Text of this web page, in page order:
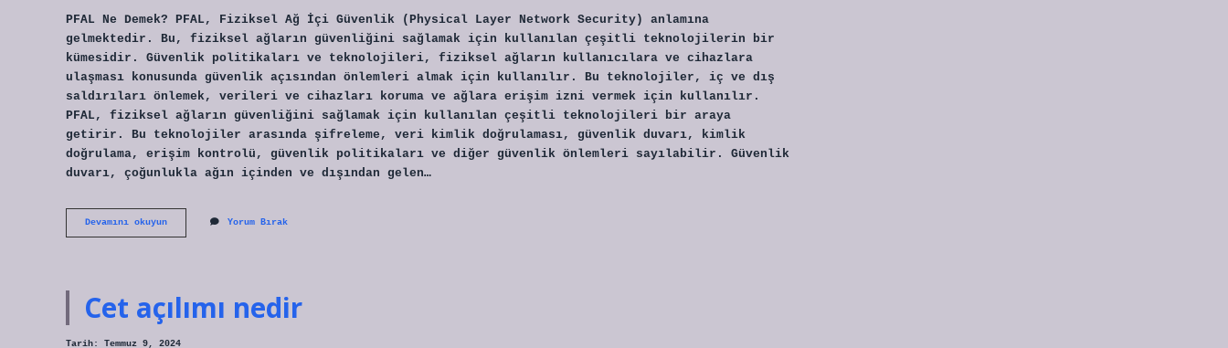
PFAL Ne Demek? PFAL, Fiziksel Ağ İçi Güvenlik (Physical Layer Network Security) anlamına
gelmektedir. Bu, fiziksel ağların güvenliğini sağlamak için kullanılan çeşitli teknolojilerin bir
kümesidir. Güvenlik politikaları ve teknolojileri, fiziksel ağların kullanıcılara ve cihazlara
ulaşması konusunda güvenlik açısından önlemleri almak için kullanılır. Bu teknolojiler, iç ve dış
saldırıları önlemek, verileri ve cihazları koruma ve ağlara erişim izni vermek için kullanılır.
PFAL, fiziksel ağların güvenliğini sağlamak için kullanılan çeşitli teknolojileri bir araya
getirir. Bu teknolojiler arasında şifreleme, veri kimlik doğrulaması, güvenlik duvarı, kimlik
doğrulama, erişim kontrolü, güvenlik politikaları ve diğer güvenlik önlemleri sayılabilir. Güvenlik
duvarı, çoğunlukla ağın içinden ve dışından gelen…
Devamını okuyunPFAL
ne
Yorum Bırak
Cet açılımı nedir
Tarih: Temmuz 9, 2024